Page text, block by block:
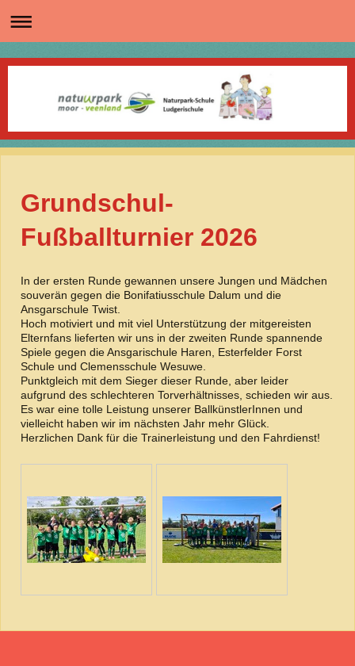
Grundschul-
Fußballturnier 2026
In der ersten Runde gewannen unsere Jungen und Mädchen
souverän gegen die Bonifatiusschule Dalum und die
Ansgarschule Twist.
Hoch motiviert und mit viel Unterstützung der mitgereisten
Elternfans lieferten wir uns in der zweiten Runde spannende
Spiele gegen die Ansgarischule Haren, Esterfelder Forst
Schule und Clemensschule Wesuwe.
Punktgleich mit dem Sieger dieser Runde, aber leider
aufgrund des schlechteren Torverhältnisses, schieden wir aus.
Es war eine tolle Leistung unserer BallkünstlerInnen und
vielleicht haben wir im nächsten Jahr mehr Glück.
Herzlichen Dank für die Trainerleistung und den Fahrdienst!